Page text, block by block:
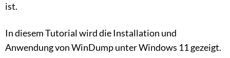
ist.
In diesem Tutorial wird die Installation und
Anwendung von WinDump unter Windows 11 gezeigt.